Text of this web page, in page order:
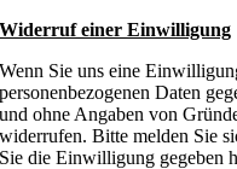
Widerruf einer Einwilligung
Wenn Sie uns eine
personenbezogenen Daten
und ohne Angaben von
widerrufen. Bitte melden Sie
Sie die Einwilligung gegeben